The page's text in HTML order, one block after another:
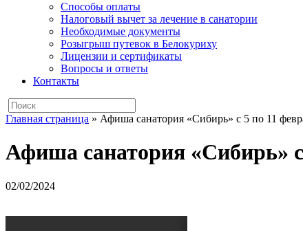
Способы оплаты
Налоговый вычет за лечение в санатории
Необходимые документы
Розыгрыш путевок в Белокуриху
Лицензии и сертификаты
Вопросы и ответы
Контакты
Главная страница » Афиша санатория «Сибирь» с 5 по 11
Афиша санатория «Сибирь»
02/02/2024